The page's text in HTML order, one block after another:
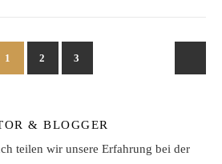
1 2 3
& BLOGGER
teilen wir unsere Erfahrung bei der